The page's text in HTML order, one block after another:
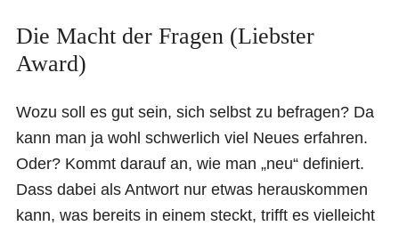
Die Macht der Fragen (Liebster
Award)
Wozu soll es gut sein, sich selbst zu befragen? Da
kann man ja wohl schwerlich viel Neues erfahren.
Oder? Kommt darauf an, wie man „neu“ definiert.
Dass dabei als Antwort nur etwas herauskommen
kann, was bereits in einem steckt, trifft es vielleicht